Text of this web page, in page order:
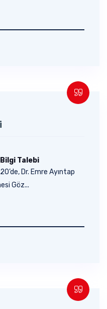
Talebi
Dr. Emre Ayıntap
Göz...